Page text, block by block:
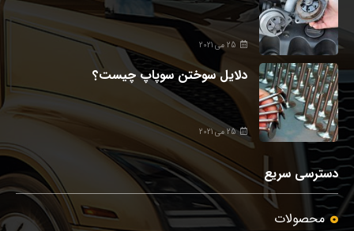
25 می 2021
دلایل سوختن سوپاپ چیست؟
25 می 2021
دسترسی سریع
محصولات